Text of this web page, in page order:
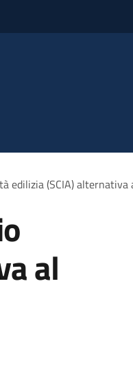
(SCIA) alternativa
al